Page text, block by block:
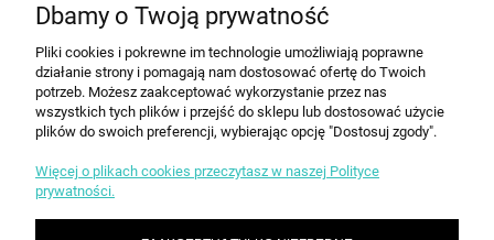
INFORMACJE
ZAKUPY
Dbamy o Twoją prywatność
Pliki cookies i pokrewne im technologie umożliwiają poprawne
działanie strony i pomagają nam dostosować ofertę do Twoich
potrzeb. Możesz zaakceptować wykorzystanie przez nas
wszystkich tych plików i przejść do sklepu lub dostosować użycie
plików do swoich preferencji, wybierając opcję "Dostosuj zgody".
Więcej o plikach cookies przeczytasz w naszej Polityce
prywatności.